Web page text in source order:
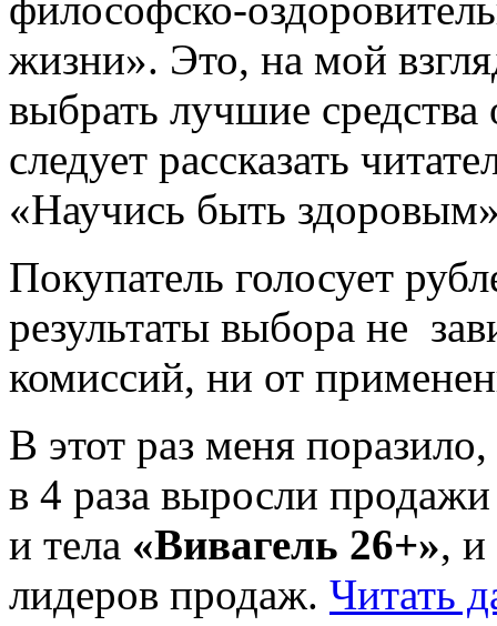
жизни». Это, на мой
выбрать лучшие
следует рассказать
«Научись быть
Покупатель голосует
результаты выбора не
комиссий, ни от
В этот раз меня
в 4 раза выросли
и тела «Вивагель 26+», и
лидеров продаж. Читать